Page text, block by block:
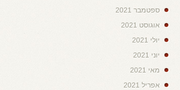
ספטמבר 2021
אוגוסט 2021
יולי 2021
יוני 2021
מאי 2021
אפריל 2021